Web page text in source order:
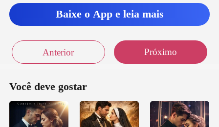
Baixe o App e leia mais
Anterior Próximo
Você deve gostar